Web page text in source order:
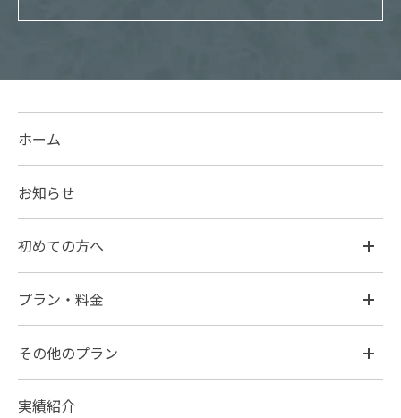
ホーム
お知らせ
初めての方へ
プラン・料金
その他のプラン
実績紹介